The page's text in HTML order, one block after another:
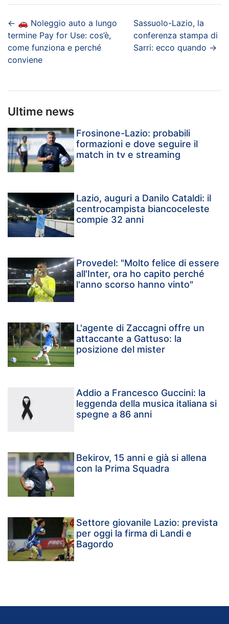
← 🚗 Noleggio auto a lungo
termine Pay for Use: cos’è,
come funziona e perché
conviene
Sassuolo-Lazio, la
conferenza stampa di
Sarri: ecco quando →
Ultime news
Frosinone-Lazio: probabili
formazioni e dove seguire il
match in tv e streaming
Lazio, auguri a Danilo Cataldi: il
centrocampista biancoceleste
compie 32 anni
Provedel: "Molto felice di essere
all'Inter, ora ho capito perché
l'anno scorso hanno vinto"
L'agente di Zaccagni offre un
attaccante a Gattuso: la
posizione del mister
Addio a Francesco Guccini: la
leggenda della musica italiana si
spegne a 86 anni
Bekirov, 15 anni e già si allena
con la Prima Squadra
Settore giovanile Lazio: prevista
per oggi la firma di Landi e
Bagordo